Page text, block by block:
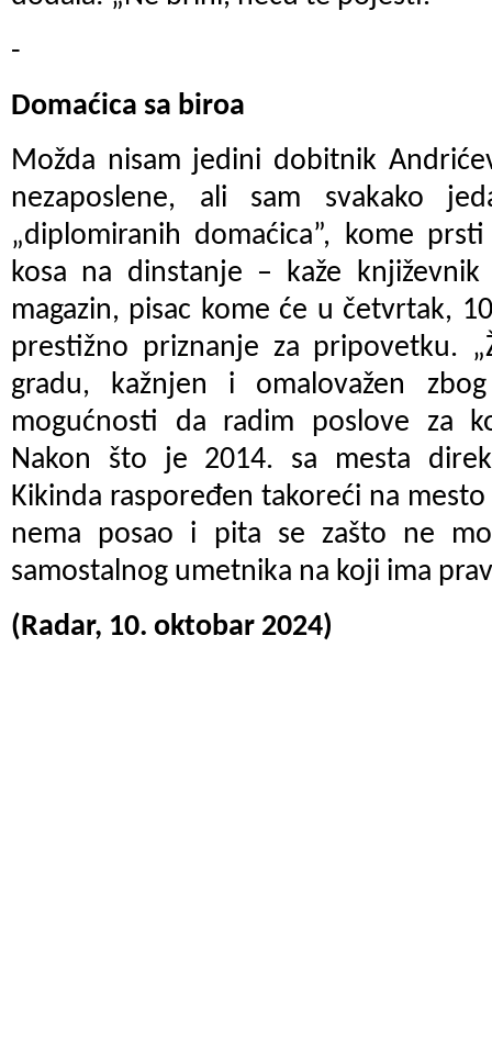
-
Domaćica sa biroa
Možda nisam jedini dobitnik
nezaposlene, ali sam svakako
„diplomiranih domaćica”, kome
kosa na dinstanje – kaže književnik
magazin, pisac kome će u četvrtak,
prestižno priznanje za pripovetku.
gradu, kažnjen i omalovažen
mogućnosti da radim poslove za
Nakon što je 2014. sa mesta
Kikinda raspoređen takoreći na
nema posao i pita se zašto ne
samostalnog umetnika na koji ima
(Radar, 10. oktobar 2024)